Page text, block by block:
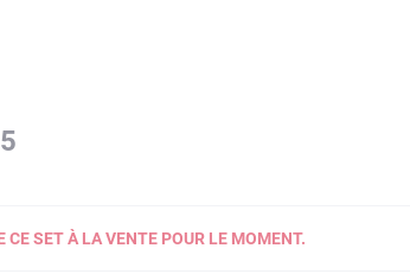
SET À LA VENTE POUR LE MOMENT.